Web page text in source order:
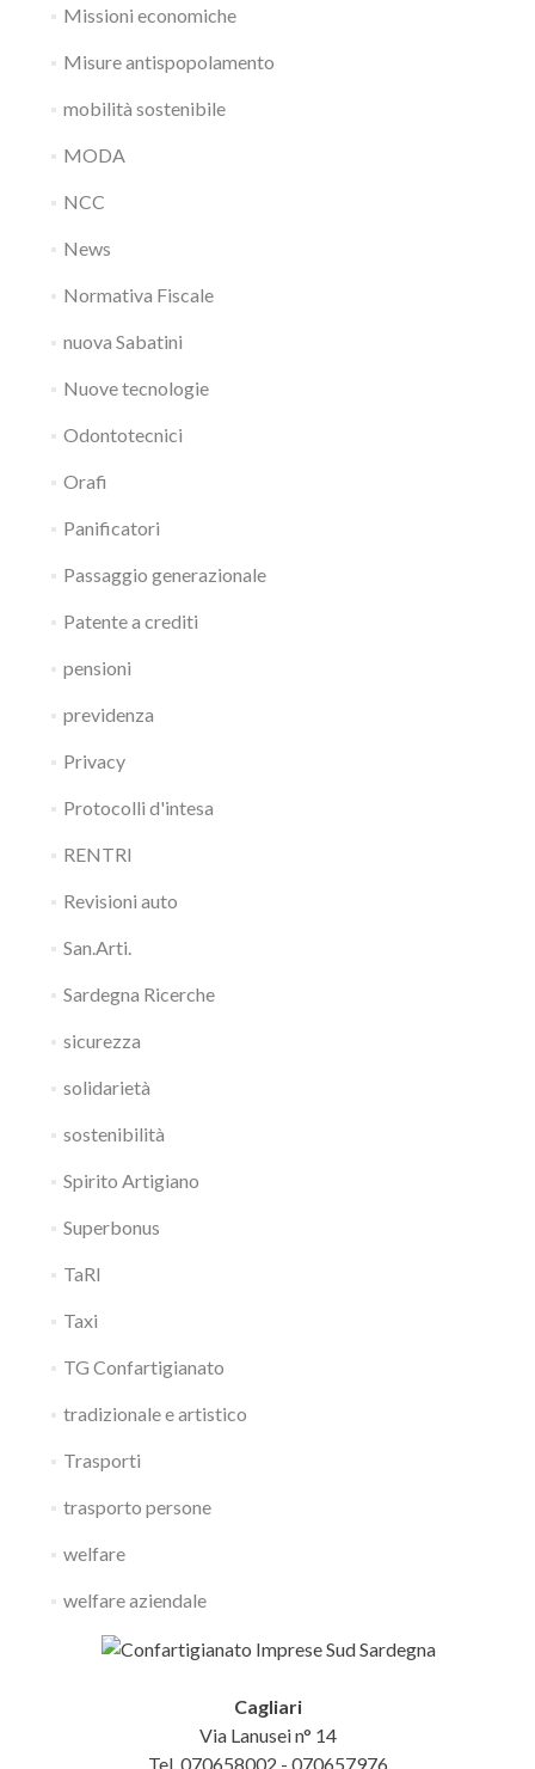
Missioni economiche
Misure antispopolamento
mobilità sostenibile
MODA
NCC
News
Normativa Fiscale
nuova Sabatini
Nuove tecnologie
Odontotecnici
Orafi
Panificatori
Passaggio generazionale
Patente a crediti
pensioni
previdenza
Privacy
Protocolli d'intesa
RENTRI
Revisioni auto
San.Arti.
Sardegna Ricerche
sicurezza
solidarietà
sostenibilità
Spirito Artigiano
Superbonus
TaRI
Taxi
TG Confartigianato
tradizionale e artistico
Trasporti
trasporto persone
welfare
welfare aziendale
Cagliari
Via Lanusei n° 14
Tel. 070658002 - 070657976